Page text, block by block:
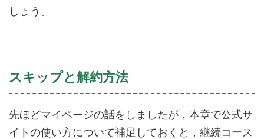
しょう。
スキップと解約方法
先ほどマイページの話をしましたが，本章で公式サ
イトの使い方について補足しておくと，継続コース